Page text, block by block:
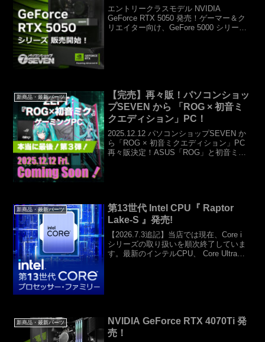
エントリークラスモデル NVIDIA
GeForce RTX 5050 発売！ゲーマー＆ク
リエイター向け、GeFore 5000 シリーズ
新商品・最新パーツ
【完売】再々販！パソコンショッ
プSEVEN から 「ROG × 初音ミ
クエディション」PC！
2025.12.12 パソコンショップSEVEN か
ら「ROG × 初音ミクエディション」PC
再々販決定！ASUS「ROG」と初音ミク
新商品・最新パーツ
第13世代 Intel CPU『 Raptor
Lake-S 』発売!
【2026.7.3追記】当店では現在、Core i
シリーズの取り扱いを順次終了していま
す。最新のインテルCPU、 Core Ultraシ
新商品・最新パーツ
NVIDIA GeForce RTX 4070Ti 発
売！